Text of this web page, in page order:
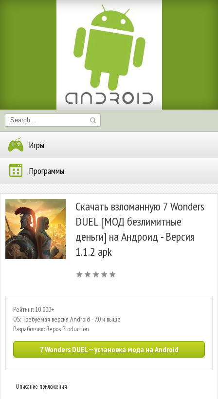
Игры
Программы
Скачать взломанную 7 Wonders
DUEL [МОД безлимитные
деньги] на Андроид - Версия
1.1.2 apk
Рейтинг: 10 000+
OS: Требуемая версия Android - 7.0 и выше
Разработчик: Repos Production
7 Wonders DUEL — установка мода на Android
Описание приложения